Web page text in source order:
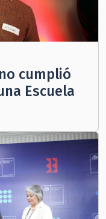
cumplió
Escuela